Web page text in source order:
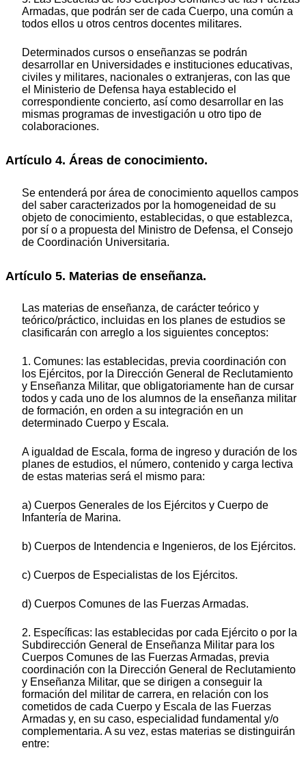
Armadas, que podrán ser de cada Cuerpo, una común a
todos ellos u otros centros docentes militares.
Determinados cursos o enseñanzas se podrán
desarrollar en Universidades e instituciones educativas,
civiles y militares, nacionales o extranjeras, con las que
el Ministerio de Defensa haya establecido el
correspondiente concierto, así como desarrollar en las
mismas programas de investigación u otro tipo de
colaboraciones.
Artículo 4. Áreas de conocimiento.
Se entenderá por área de conocimiento aquellos campos
del saber caracterizados por la homogeneidad de su
objeto de conocimiento, establecidas, o que establezca,
por sí o a propuesta del Ministro de Defensa, el Consejo
de Coordinación Universitaria.
Artículo 5. Materias de enseñanza.
Las materias de enseñanza, de carácter teórico y
teórico/práctico, incluidas en los planes de estudios se
clasificarán con arreglo a los siguientes conceptos:
1. Comunes: las establecidas, previa coordinación con
los Ejércitos, por la Dirección General de Reclutamiento
y Enseñanza Militar, que obligatoriamente han de cursar
todos y cada uno de los alumnos de la enseñanza militar
de formación, en orden a su integración en un
determinado Cuerpo y Escala.
A igualdad de Escala, forma de ingreso y duración de los
planes de estudios, el número, contenido y carga lectiva
de estas materias será el mismo para:
a) Cuerpos Generales de los Ejércitos y Cuerpo de
Infantería de Marina.
b) Cuerpos de Intendencia e Ingenieros, de los Ejércitos.
c) Cuerpos de Especialistas de los Ejércitos.
d) Cuerpos Comunes de las Fuerzas Armadas.
2. Específicas: las establecidas por cada Ejército o por la
Subdirección General de Enseñanza Militar para los
Cuerpos Comunes de las Fuerzas Armadas, previa
coordinación con la Dirección General de Reclutamiento
y Enseñanza Militar, que se dirigen a conseguir la
formación del militar de carrera, en relación con los
cometidos de cada Cuerpo y Escala de las Fuerzas
Armadas y, en su caso, especialidad fundamental y/o
complementaria. A su vez, estas materias se distinguirán
entre: